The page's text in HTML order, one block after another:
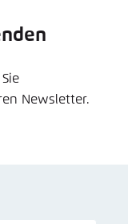
Newsletter.